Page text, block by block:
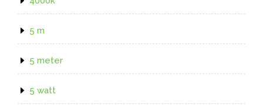
5 m
5 meter
5 watt